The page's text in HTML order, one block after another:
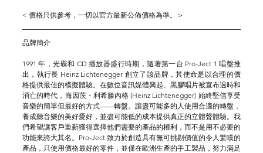
< 價格只供參考，一切以官方最新公佈價格為準。＞
品牌簡介
1991 年，光碟和 CD 播放器盛行時期，隨著第一台 Pro-Ject 1 唱盤推
出，執行長 Heinz Lichtenegger 創立了該品牌，其使命是以合理的價
格提供最佳的模擬體驗。在數位音訊媒體興起、黑膠唱片被宣布過時和
消亡的時代，海因茨・利希滕內格 (Heinz Lichtenegger) 始終堅信享受
音樂的簡單但最好的方式——轉盤。讓盡可能多的人使用合適的轉盤，
養成聽音樂的美好愛好，並盡可能低的成本提供真正的立體聲體驗。我
們希望讓客戶重新獲得選擇他們需要的產品的權利，而不是用不必要的
功能來誇大其名。Pro-Ject 致力於創造具有無可挑剔價值的令人驚嘆的
產品，只使用價格最好的零件，並僅在歐洲生產的手工製品，努力滿足